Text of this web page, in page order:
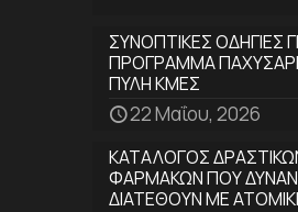
ΣΥΝΟΠΤΙΚΕΣ ΟΔΗΓΙΕΣ
ΠΡΟΓΡΑΜΜΑ
ΠΥΛΗ ΚΜΕΣ
22 Μαΐου, 2026
ΚΑΤΑΛΟΓΟΣ
ΦΑΡΜΑΚΩΝ ΠΟΥ
ΔΙΑΤΕΘΟΥΝ ΜΕ